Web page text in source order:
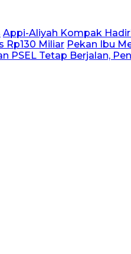
Appi-Aliyah Kompak
Rp130 Miliar Pekan Ibu
PSEL Tetap Berjalan,